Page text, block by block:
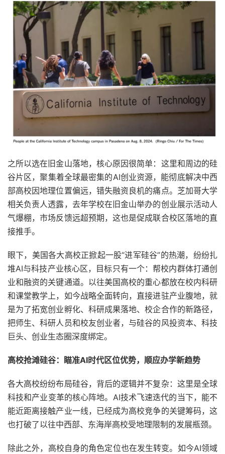
之所以选在旧金山落地，核心原因很简单：这里和周边的硅
谷片区，聚集着全球最密集的AI创业资源，能彻底解决中西
部高校因地理位置偏远，错失融资良机的痛点。芝加哥大学
相关负责人透露，去年学校在旧金山举办的创业展示活动人
气爆棚，市场反馈远超预期，这也是促成联合校区落地的直
接推手。
眼下，美国各大高校正掀起一股“进军硅谷”的热潮，纷纷扎
堆AI与科技产业核心区，目标只有一个：帮校内群体打通创
业和融资的关键通道。以往美国高校的重心都放在校内科研
和课堂教学上，如今战略全面转向，直接进驻产业腹地，就
是为了拓宽创业孵化、科研成果落地、校企合作的新路径，
把师生、科研人员和校友创业者，与硅谷的风投资本、科技
巨头、创业生态圈深度绑定。
高校抢滩硅谷：瞄准AI时代区位优势，顺应办学新趋势
各大高校纷纷布局硅谷，背后的逻辑并不复杂：这里是全球
科技和产业变革的核心阵地。AI技术飞速迭代的当下，能不
能近距离接触产业一线，已经成为高校竞争的关键筹码，这
也打破了以往中西部、东海岸高校受地理限制的发展瓶颈。
除此之外，高校自身的角色定位也在发生转变。如今AI领域